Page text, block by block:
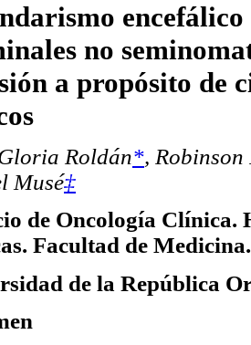
no
a propósito de
Roldán*, Robinson
Musé‡
de Oncología Clínica.
Facultad de Medicina.
de la República